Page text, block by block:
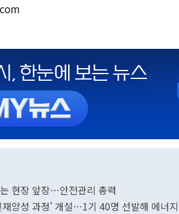
현장 앞장…안전관리 총력
양성 과정' 개설…1기 40명 선발해 에너